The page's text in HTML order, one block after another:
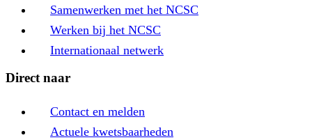
Samenwerken met het NCSC
Werken bij het NCSC
Internationaal netwerk
Direct naar
Contact en melden
Actuele kwetsbaarheden